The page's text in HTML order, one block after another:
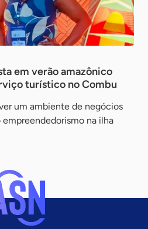
em verão amazônico
turístico no Combu
um ambiente de negócios
na ilha